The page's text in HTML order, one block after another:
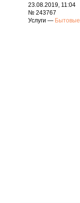
23.08.2019, 11:04
№ 243767
Услуги — Бытовые